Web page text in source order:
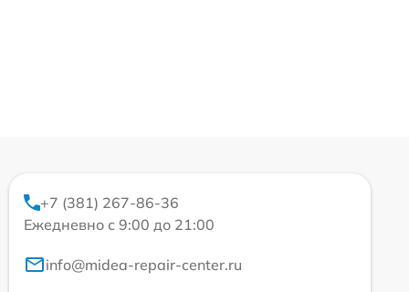
+7 (381) 267-86-36
Ежедневно с 9:00 до 21:00
info@midea-repair-center.ru